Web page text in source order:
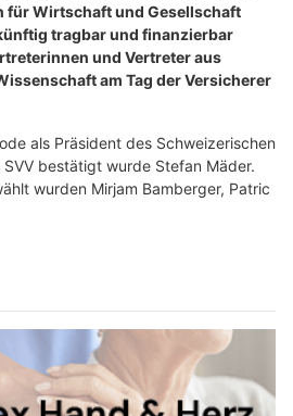
für Wirtschaft und Gesellschaft
tragbar und finanzierbar
und Vertreter aus
am Tag der Versicherer
als Präsident des Schweizerischen
bestätigt wurde Stefan Mäder.
wurden Mirjam Bamberger, Patric